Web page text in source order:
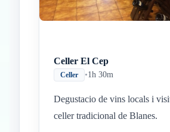
Celler El Cep
Celler •1h 30m
Degustacio de vins locals i
celler tradicional de Blanes.